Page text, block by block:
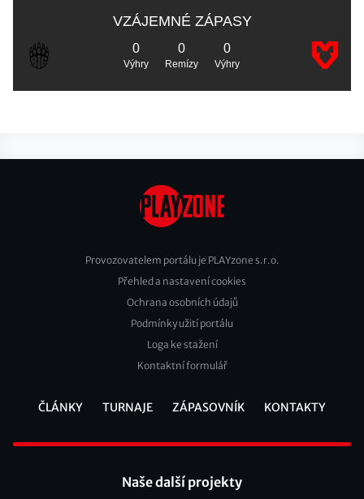
VZÁJEMNÉ ZÁPASY
0
Výhry
0
Remízy
0
Výhry
Footer
Provozovatelem portálu je PLAYzone s.r.o.
Přehled a nastavení cookies
Ochrana osobních údajů
Podmínky užití portálu
Loga ke stažení
Kontaktní formulář
ČLÁNKY TURNAJE ZÁPASOVNÍK KONTAKTY
Naše další projekty